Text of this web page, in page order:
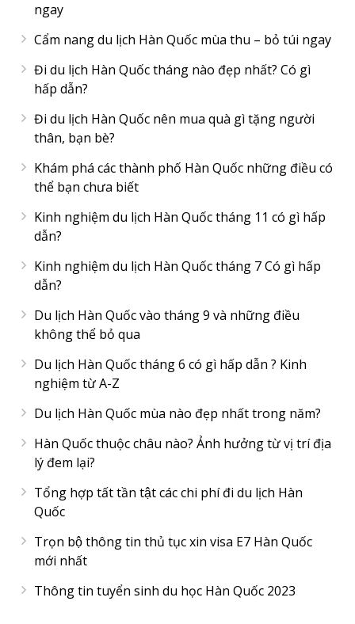
ngay
Cẩm nang du lịch Hàn Quốc mùa thu – bỏ túi ngay
Đi du lịch Hàn Quốc tháng nào đẹp nhất? Có gì
hấp dẫn?
Đi du lịch Hàn Quốc nên mua quà gì tặng người
thân, bạn bè?
Khám phá các thành phố Hàn Quốc những điều có
thể bạn chưa biết
Kinh nghiệm du lịch Hàn Quốc tháng 11 có gì hấp
dẫn?
Kinh nghiệm du lịch Hàn Quốc tháng 7 Có gì hấp
dẫn?
Du lịch Hàn Quốc vào tháng 9 và những điều
không thể bỏ qua
Du lịch Hàn Quốc tháng 6 có gì hấp dẫn ? Kinh
nghiệm từ A-Z
Du lịch Hàn Quốc mùa nào đẹp nhất trong năm?
Hàn Quốc thuộc châu nào? Ảnh hưởng từ vị trí địa
lý đem lại?
Tổng hợp tất tần tật các chi phí đi du lịch Hàn
Quốc
Trọn bộ thông tin thủ tục xin visa E7 Hàn Quốc
mới nhất
Thông tin tuyển sinh du học Hàn Quốc 2023